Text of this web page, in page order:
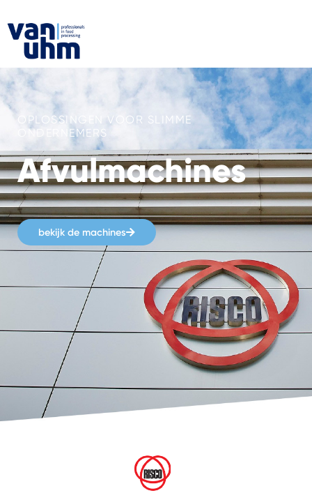
OPLOSSINGEN VOOR SLIMME
ONDERNEMERS
Afvulmachines
bekijk de machines